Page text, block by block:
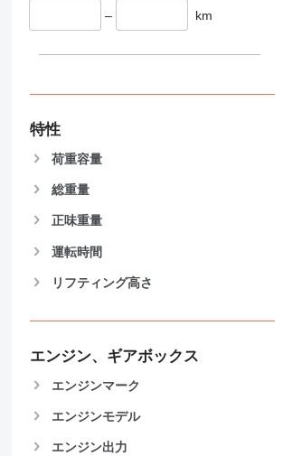
– km
特性
荷重容量
総重量
正味重量
運転時間
リフティング高さ
エンジン、ギアボックス
エンジンマーク
エンジンモデル
エンジン出力